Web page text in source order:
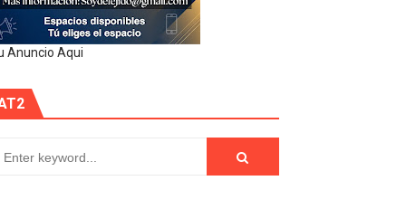
Anuncio Aqui